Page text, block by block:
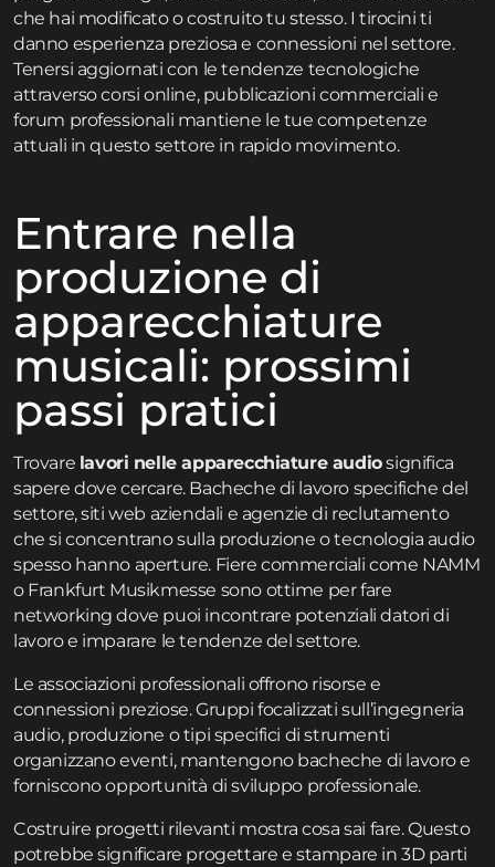
che hai modificato o costruito tu stesso. I tirocini ti
danno esperienza preziosa e connessioni nel settore.
Tenersi aggiornati con le tendenze tecnologiche
attraverso corsi online, pubblicazioni commerciali e
forum professionali mantiene le tue competenze
attuali in questo settore in rapido movimento.
Entrare nella
produzione di
apparecchiature
musicali: prossimi
passi pratici
Trovare lavori nelle apparecchiature audiosignifica
sapere dove cercare. Bacheche di lavoro specifiche del
settore, siti web aziendali e agenzie di reclutamento
che si concentrano sulla produzione o tecnologia audio
spesso hanno aperture. Fiere commerciali come NAMM
o Frankfurt Musikmesse sono ottime per fare
networking dove puoi incontrare potenziali datori di
lavoro e imparare le tendenze del settore.
Le associazioni professionali offrono risorse e
connessioni preziose. Gruppi focalizzati sull’ingegneria
audio, produzione o tipi specifici di strumenti
organizzano eventi, mantengono bacheche di lavoro e
forniscono opportunità di sviluppo professionale.
Costruire progetti rilevanti mostra cosa sai fare. Questo
potrebbe significare progettare e stampare in 3D parti